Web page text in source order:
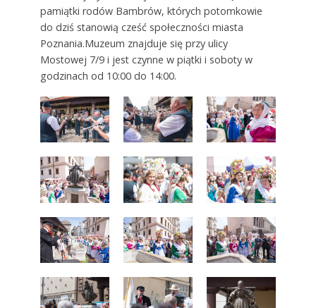
pamiątki rodów Bambrów, których potomkowie
do dziś stanowią cześć społeczności miasta
Poznania.Muzeum znajduje się przy ulicy
Mostowej 7/9 i jest czynne w piątki i soboty w
godzinach od 10:00 do 14:00.